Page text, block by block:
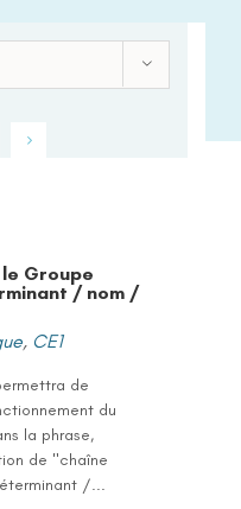
Groupe
/ nom /
, CE1
de
du
la phrase,
de "chaîne
/...